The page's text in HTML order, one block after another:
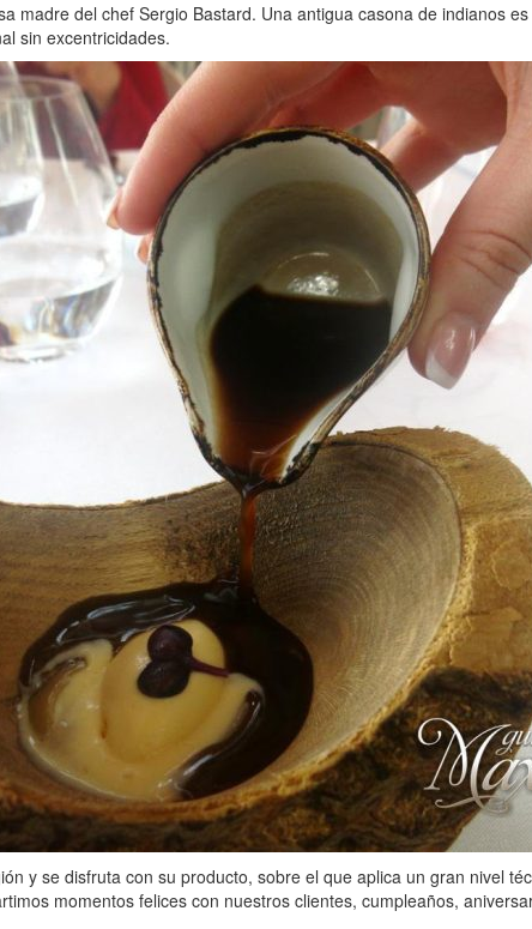
madre del chef Sergio Bastard. Una antigua casona de indianos
sin excentricidades.
y se disfruta con su producto, sobre el que aplica un gran nivel
momentos felices con nuestros clientes, cumpleaños,